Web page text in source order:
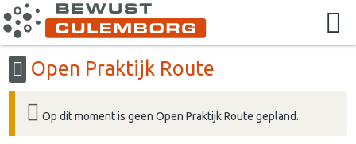
Open Praktijk Route
Op dit moment is geen Open Praktijk Route gepland.